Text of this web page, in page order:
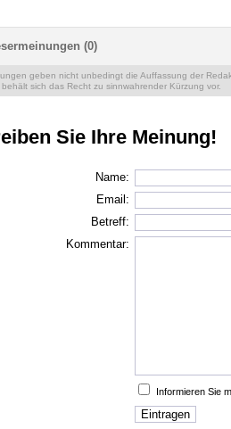
(0)
geben nicht unbedingt die Auffassung der
sich das Recht zu sinnwahrender Kürzung vor.
Sie Ihre Meinung!
Name:
Email:
Betreff:
Kommentar:
Informieren Sie